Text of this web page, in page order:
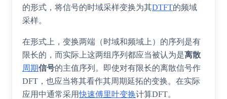
的形式，将信号的时域采样变换为其DTFT的频域
采样。
在形式上，变换两端（时域和频域上）的序列是有
限长的，而实际上这两组序列都应当被认为是离散
周期信号的主值序列。即使对有限长的离散信号作
DFT，也应当将其看作其周期延拓的变换。在实际
应用中通常采用快速傅里叶变换计算DFT。